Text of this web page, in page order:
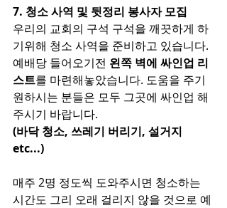
7. 청소 사역 및 뒷정리 봉사자 모집
우리의 교회의 구석 구석을 깨끗하게 하
기위해 청소 사역을 준비하고 있습니다.
예배당 들어오기전 왼쪽 벽에 싸인업 리
스트를 마련해놓았습니다. 도움을 주기
원하시는 분들은 모두 그곳에 싸인업 해
주시기 바랍니다.
(바닥 청소, 쓰레기 버리기, 설거지
etc...)
매주 2명 정도씩 도와주시면 청소하는
시간도 그리 오래 걸리지 않을 것으로 예